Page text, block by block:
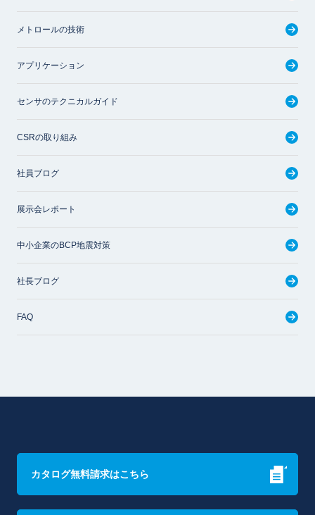
メトロールの技術
アプリケーション
センサのテクニカルガイド
CSRの取り組み
社員ブログ
展示会レポート
中小企業のBCP地震対策
社長ブログ
FAQ
カタログ無料請求はこちら